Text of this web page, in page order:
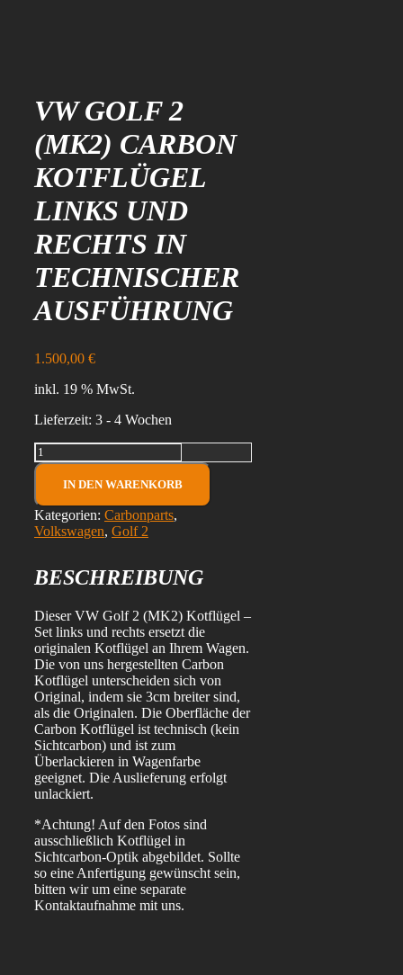
VW GOLF 2
(MK2) CARBON
KOTFLÜGEL
LINKS UND
RECHTS IN
TECHNISCHER
AUSFÜHRUNG
1.500,00 €
inkl. 19 % MwSt.
Lieferzeit: 3 - 4 Wochen
VW
Golf
(MK2)
Carbon
Kotflügel
rechts
technischer
Ausführung
Menge
IN DEN WARENKORB
Kategorien: Carbonparts,
Volkswagen, Golf 2
BESCHREIBUNG
Dieser VW Golf 2 (MK2) Kotflügel –
Set links und rechts ersetzt die
originalen Kotflügel an Ihrem Wagen.
Die von uns hergestellten Carbon
Kotflügel unterscheiden sich von
Original, indem sie 3cm breiter sind,
als die Originalen. Die Oberfläche der
Carbon Kotflügel ist technisch (kein
Sichtcarbon) und ist zum
Überlackieren in Wagenfarbe
geeignet. Die Auslieferung erfolgt
unlackiert.
*Achtung! Auf den Fotos sind
ausschließlich Kotflügel in
Sichtcarbon-Optik abgebildet. Sollte
so eine Anfertigung gewünscht sein,
bitten wir um eine separate
Kontaktaufnahme mit uns.